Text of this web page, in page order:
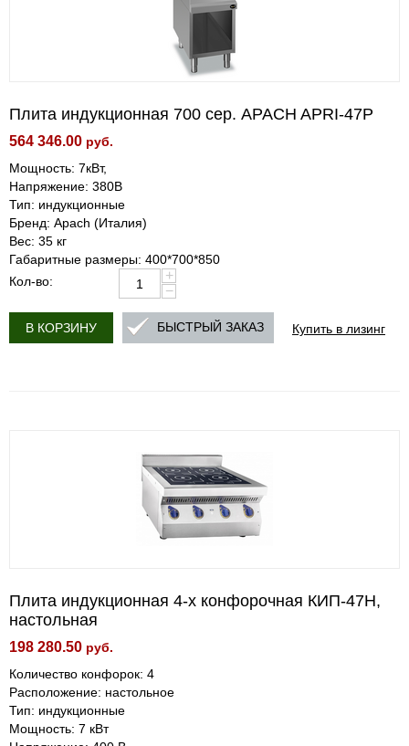
Плита индукционная 700 сер. APACH APRI-47P
564 346.00 руб.
Мощность: 7кВт,
Напряжение: 380В
Тип: индукционные
Бренд: Apach (Италия)
Вес: 35 кг
Габаритные размеры: 400*700*850
Кол-во:
+
−
В КОРЗИНУ Купить в лизинг
БЫСТРЫЙ ЗАКАЗ
Плита индукционная 4-х конфорочная КИП-47Н,
настольная
198 280.50 руб.
Количество конфорок: 4
Расположение: настольное
Тип: индукционные
Мощность: 7 кВт